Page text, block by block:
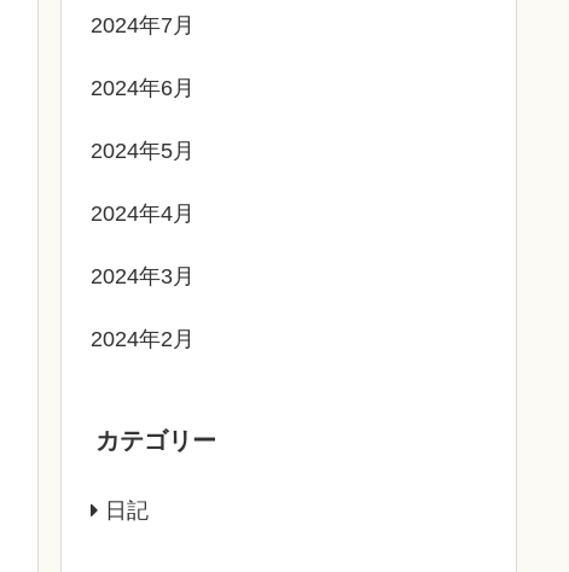
2024年7月
2024年6月
2024年5月
2024年4月
2024年3月
2024年2月
カテゴリー
日記